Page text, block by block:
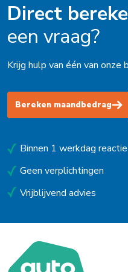
Schijndel
Schoorl
Soest
Steenbergen
Waalwijk
Direct
een vraag?
Krijg hulp van één van
Bereken maandbedrag
Binnen 1 werkdag reactie
Geen verplichtingen
Vrijblijvend advies